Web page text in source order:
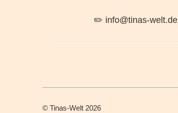
✏️ info@tinas-welt.de
© Tinas-Welt 2026